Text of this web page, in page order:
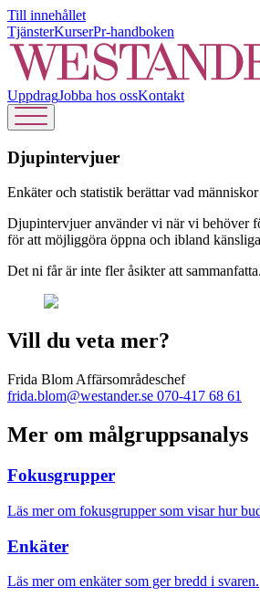
Till innehållet
TjänsterKurserPr-handboken
UppdragJobba hos ossKontakt
Djupintervjuer
Enkäter och statistik berättar vad
Djupintervjuer använder vi när vi behöver
för att möjliggöra öppna och ibland
Det ni får är inte fler åsikter att
Vill du veta mer?
Frida Blom Affärsområdeschef
frida.blom@westander.se 070-417 68 61
Mer om målgruppsanalys
Fokusgrupper
Läs mer om fokusgrupper som visar hur
Enkäter
Läs mer om enkäter som ger bredd i svaren.